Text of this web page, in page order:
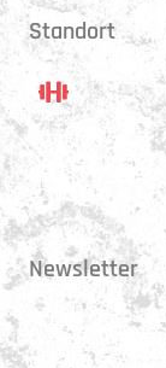
Standort
Standort
Hauptstrasse 31
3250 Lyss
Newsletter
Erhalte 1x pro
teilen wir gerne
Boxen.